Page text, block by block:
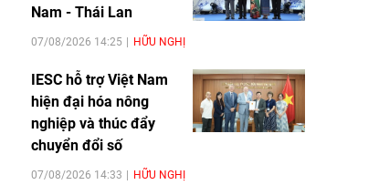
Nam - Thái Lan
07/08/2026 14:25 HỮU NGHỊ
IESC hỗ trợ Việt Nam
hiện đại hóa nông
nghiệp và thúc đẩy
chuyển đổi số
07/08/2026 14:33 HỮU NGHỊ